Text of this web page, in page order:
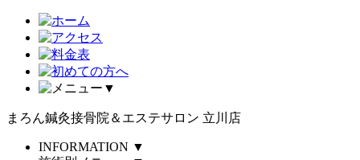
▼
まろん鍼灸接骨院＆エステサロン 立川店
INFORMATION ▼